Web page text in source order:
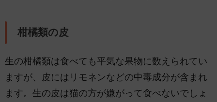
柑橘類の皮
生の柑橘類は食べても平気な果物に数えられてい
ますが、皮にはリモネンなどの中毒成分が含まれ
ます。生の皮は猫の方が嫌がって食べないでしょ